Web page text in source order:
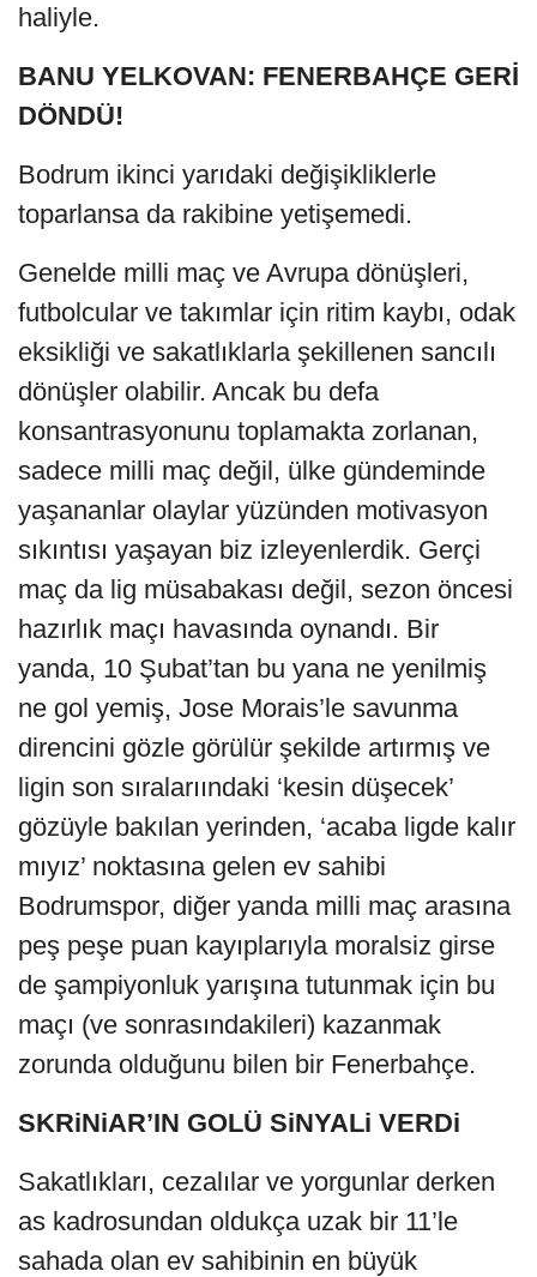
haliyle.
BANU YELKOVAN: FENERBAHÇE GERİ
DÖNDÜ!
Bodrum ikinci yarıdaki değişikliklerle
toparlansa da rakibine yetişemedi.
Genelde milli maç ve Avrupa dönüşleri,
futbolcular ve takımlar için ritim kaybı, odak
eksikliği ve sakatlıklarla şekillenen sancılı
dönüşler olabilir. Ancak bu defa
konsantrasyonunu toplamakta zorlanan,
sadece milli maç değil, ülke gündeminde
yaşananlar olaylar yüzünden motivasyon
sıkıntısı yaşayan biz izleyenlerdik. Gerçi
maç da lig müsabakası değil, sezon öncesi
hazırlık maçı havasında oynandı. Bir
yanda, 10 Şubat’tan bu yana ne yenilmiş
ne gol yemiş, Jose Morais’le savunma
direncini gözle görülür şekilde artırmış ve
ligin son sıralarıındaki ‘kesin düşecek’
gözüyle bakılan yerinden, ‘acaba ligde kalır
mıyız’ noktasına gelen ev sahibi
Bodrumspor, diğer yanda milli maç arasına
peş peşe puan kayıplarıyla moralsiz girse
de şampiyonluk yarışına tutunmak için bu
maçı (ve sonrasındakileri) kazanmak
zorunda olduğunu bilen bir Fenerbahçe.
SKRiNiAR’IN GOLÜ SiNYALi VERDi
Sakatlıkları, cezalılar ve yorgunlar derken
as kadrosundan oldukça uzak bir 11’le
sahada olan ev sahibinin en büyük